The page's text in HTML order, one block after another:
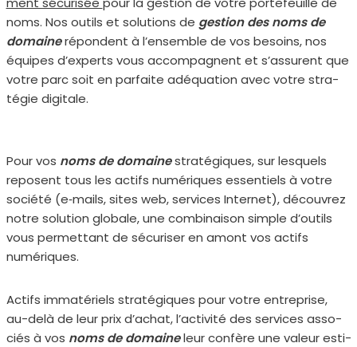
noms. Nos outils et solu­tions de ges­tion des noms de
domainerépondent à l’ensemble de vos besoins, nos
équipes d’ex­perts vous accom­pagnent et s’assurent que
votre parc soit en par­faite adé­qua­tion avec votre stra­
té­gie digi­tale.
Pour vos noms de domainestra­té­giques, sur les­quels
reposent tous les actifs numé­riques essen­tiels à votre
socié­té (e‑mails, sites web, ser­vices Internet), décou­vrez
notre solu­tion glo­bale, une com­bi­nai­son simple d’outils
vous per­met­tant de sécu­ri­ser en amont vos actifs
numé­riques.
Actifs imma­té­riels stra­té­giques pour votre entre­prise,
au-delà de leur prix d’achat, l’activité des ser­vices asso­
ciés à vos noms de domaineleur confère une valeur esti­